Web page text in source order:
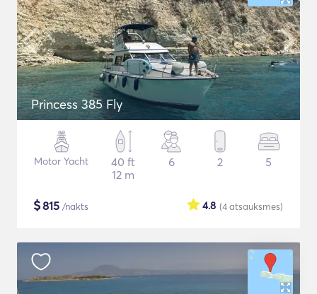
Princess 385 Fly
Motor Yacht
40 ft
12 m
6 2 5
$815 /nakts (4atsauksmes)
4.8